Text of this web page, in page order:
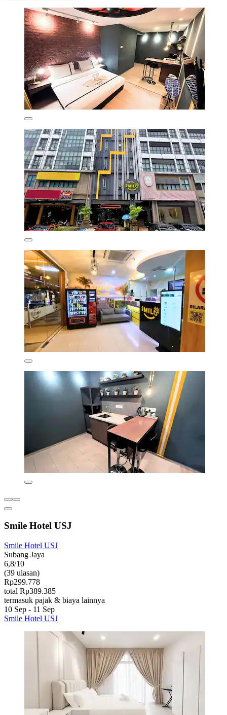
Smile Hotel USJ
Smile Hotel USJ
Subang Jaya
6,8/10
(39 ulasan)
Rp299.778
total Rp389.385
termasuk pajak & biaya lainnya
10 Sep - 11 Sep
Smile Hotel USJ